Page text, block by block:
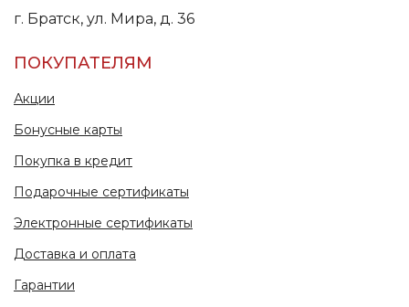
г. Братск, ул. Мира, д. 36
ПОКУПАТЕЛЯМ
Акции
Бонусные карты
Покупка в кредит
Подарочные сертификаты
Электронные сертификаты
Доставка и оплата
Гарантии